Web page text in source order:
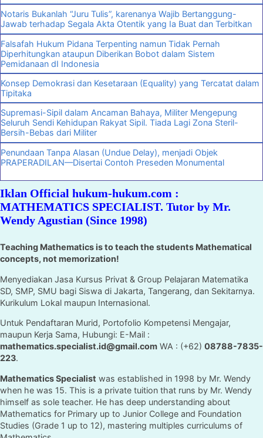
Notaris Bukanlah “Juru Tulis”, karenanya Wajib Bertanggung-
Jawab terhadap Segala Akta Otentik yang Ia Buat dan Terbitkan
Falsafah Hukum Pidana Terpenting namun Tidak Pernah
Diperhitungkan ataupun Diberikan Bobot dalam Sistem
Pemidanaan dI Indonesia
Konsep Demokrasi dan Kesetaraan (Equality) yang Tercatat dalam
Tipitaka
Supremasi-Sipil dalam Ancaman Bahaya, Militer Mengepung
Seluruh Sendi Kehidupan Rakyat Sipil. Tiada Lagi Zona Steril-
Bersih-Bebas dari Militer
Penundaan Tanpa Alasan (Undue Delay), menjadi Objek
PRAPERADILAN—Disertai Contoh Preseden Monumental
Iklan Official hukum-hukum.com :
MATHEMATICS SPECIALIST. Tutor by Mr.
Wendy Agustian (Since 1998)
Teaching Mathematics is to teach the students Mathematical
concepts, not memorization!
Menyediakan Jasa Kursus Privat & Group Pelajaran Matematika
SD, SMP, SMU bagi Siswa di Jakarta, Tangerang, dan Sekitarnya.
Kurikulum Lokal maupun Internasional.
Untuk Pendaftaran Murid, Portofolio Kompetensi Mengajar,
maupun Kerja Sama, Hubungi: E-Mail :
mathematics.specialist.id@gmail.com WA : (+62) 08788-7835-
223.
Mathematics Specialist was established in 1998 by Mr. Wendy
when he was 15. This is a private tuition that runs by Mr. Wendy
himself as sole teacher. He has deep understanding about
Mathematics for Primary up to Junior College and Foundation
Studies (Grade 1 up to 12), mastering multiples curriculums of